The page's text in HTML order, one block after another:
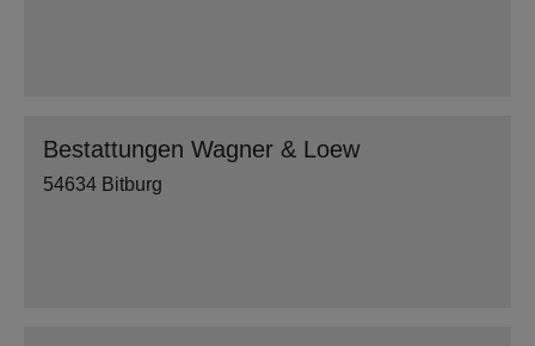
Bestattungen Wagner & Loew
54634 Bitburg